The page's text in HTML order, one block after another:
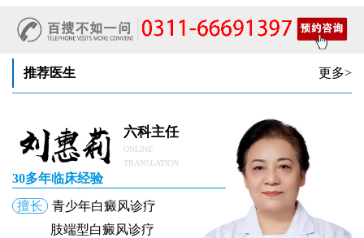
推荐医生 更多>
六科主任
ONLINE
TRANSLATION
30多年临床经验
擅长
青少年白癜风诊疗
肢端型白癜风诊疗